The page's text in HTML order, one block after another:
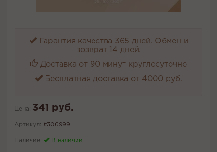
Гарантия качества 365 дней. Обмен и
возврат 14 дней.
Доставка от 90 минут круглосуточно
Бесплатная доставка от 4000 руб.
Цена: 341 руб.
Артикул: #306999
Наличие: В наличии